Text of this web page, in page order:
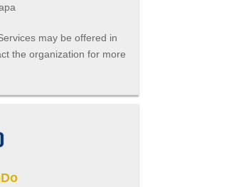
may be offered in
the organization for more